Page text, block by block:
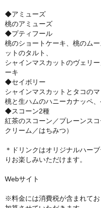
◆アミューズ
桃のアミューズ
◆プティフール
桃のショートケーキ、桃のム
ットのタルト、
シャインマスカットのヴェリ
ーキ
◆セイボリー
シャインマスカットとタコの
桃と生ハムのハニーカナッペ
◆スコーン2種
紅茶のスコーン／プレーンス
クリーム／はちみつ）
＊ドリンクはオリジナルハー
りお楽しみいただけます。
Webサイト
※料金には消費税が含まれて